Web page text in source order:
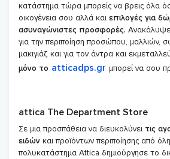
κατάστημα τώρα μπορείς να βρεις όλα
οικογένεια σου αλλά και επιλογές για
ασυναγώνιστες προσφορές.
για την περιποίηση προσώπου, μαλλιών,
μακιγιάζ και για τον άντρα και
μόνο το atticadps.gr μπορεί να σου
attica The Department Store
Σε μια προσπάθεια να διευκολύνει τις
ειδών και προϊόντων περιποίησης από
πολυκατάστημα Attica δημιούργησε το